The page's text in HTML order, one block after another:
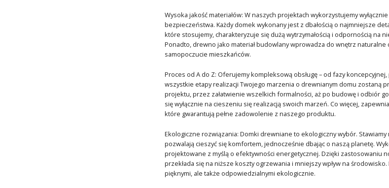
Wysoka jakość materiałów: W naszych projektach wykorzystujemy
bezpieczeństwa. Każdy domek wykonany jest z dbałością o najmniejsze
które stosujemy, charakteryzuje się dużą wytrzymałością i odpornością na
Ponadto, drewno jako materiał budowlany wprowadza do wnętrz
samopoczucie mieszkańców.
Proces od A do Z: Oferujemy kompleksową obsługę – od fazy
wszystkie etapy realizacji Twojego marzenia o drewnianym domu zostaną
projektu, przez załatwienie wszelkich formalności, aż po budowę i odbiór
się wyłącznie na cieszeniu się realizacją swoich marzeń. Co więcej,
które gwarantują pełne zadowolenie z naszego produktu.
Ekologiczne rozwiązania: Domki drewniane to ekologiczny wybór.
pozwalają cieszyć się komfortem, jednocześnie dbając o naszą planetę.
projektowane z myślą o efektywności energetycznej. Dzięki zastosowaniu
przekłada się na niższe koszty ogrzewania i mniejszy wpływ na
pięknymi, ale także odpowiedzialnymi ekologicznie.